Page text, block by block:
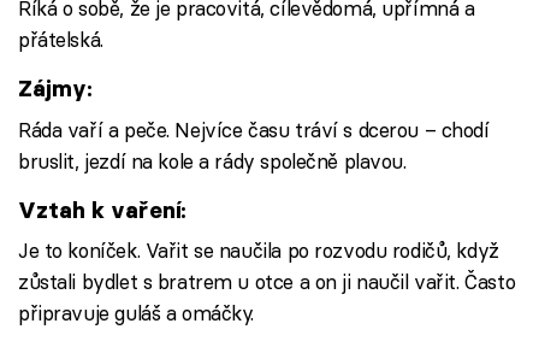
Říká o sobě, že je pracovitá, cílevědomá, upřímná a
přátelská.
Zájmy:
Ráda vaří a peče. Nejvíce času tráví s dcerou – chodí
bruslit, jezdí na kole a rády společně plavou.
Vztah k vaření:
Je to koníček. Vařit se naučila po rozvodu rodičů, když
zůstali bydlet s bratrem u otce a on ji naučil vařit. Často
připravuje guláš a omáčky.